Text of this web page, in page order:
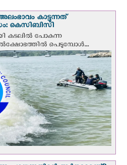
കാട്ടുന്നത്
കെസിബിസി
കടലില്‍ പോകുന്ന
പെടുമ്പോള്‍...